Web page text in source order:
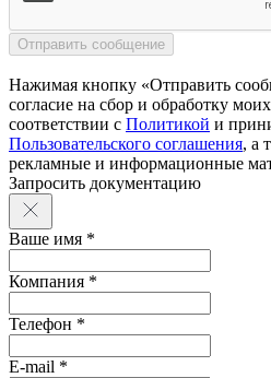
Нажимая кнопку «Отправить
согласие на сбор и обработку
соответствии с Политикой и
Пользовательского соглашения, а
рекламные и информационные
Запросить документацию
Ваше имя *
Компания *
Телефон *
E-mail *